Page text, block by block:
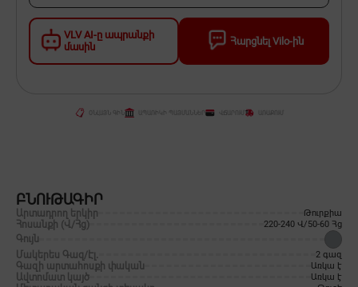
VLV AI-ը ապրանքի
մասին
Հարցնել Vilo-ին
ՎՃԱՐՈՒՄ
ԲՆՈՒԹԱԳԻՐ
Արտադրող երկիր Թուրքիա
Հոսանքի (Վ/Հց) 220-240 Վ/50-60 Հց
Գույն
Մակերես Գազ/Էլ․
2 գազ
Գազի արտահոսքի փական Առկա է
Ավտոմատ կայծ Առկա է